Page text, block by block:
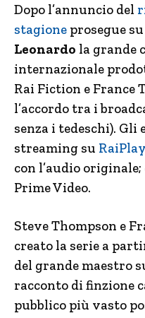
Dopo l’annuncio del
stagione prosegue su
Leonardo la grande
internazionale
Rai Fiction e France
l’accordo tra i
senza i tedeschi). Gli
streaming su RaiPlay
con l’audio
Prime Video.
Steve Thompson e
creato la serie a
del grande maestro
racconto di finzione
pubblico più vasto